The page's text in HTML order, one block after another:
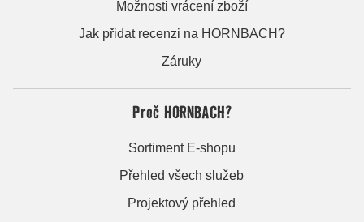
Možnosti vrácení zboží
Jak přidat recenzi na HORNBACH?
Záruky
Proč HORNBACH?
Sortiment E-shopu
Přehled všech služeb
Projektový přehled